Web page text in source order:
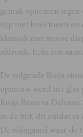
gemak opnemen
rijp met hooi tonen en
klassiek met mooie
afdronk. Echt een
De volgende Rioja
opnieuw werd het
Rioja Reserva
in de bijt, dit omdat er
De wijngaard waar de